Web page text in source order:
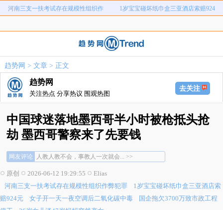
河南三支一扶考试存在规模性组织作 1岁宝宝碰坏纸巾盒三亚酒店索赔924
26岁女儿谈47岁妈妈突然产女 儿子举报身价上亿父亲说家已破碎
海口80吨高危化学品瞒报
趋势网 > 文章> 正文
趋势网
关注热点 分享热议 围观热图
去关注
中国球迷落地墨西哥半小时被枪抵头抢
劫 墨西哥警察来了先要钱
网友评论
人教人教不会，事教人一次就会... >>
去了，还是低调点别露富，国外可不像国内... >>
人教人教不会，事教人一次就会... >>
墨很乱，警匪一体，连执法的都敢�... >>
原创 2026-06-12 19:29:55
Elias
河南三支一扶考试存在规模性组织作弊犯罪
1岁宝宝碰坏纸巾盒三亚酒店索
赔924元
女子开一天一夜空调后二氧化碳中毒
国企拖欠3700万致市政工程